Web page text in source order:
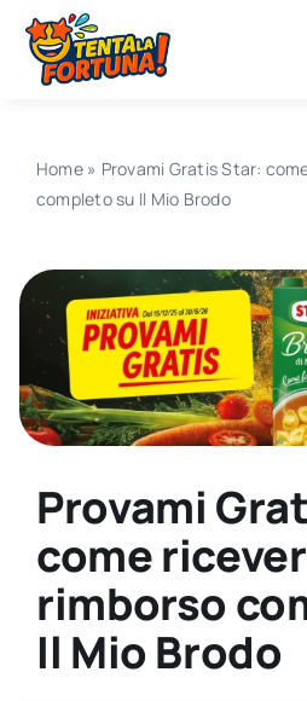
Salta
contenuto
Home» Provami Gratis Star:
completo su Il Mio Brodo
Provami
come
rimborso
Il Mio Brodo